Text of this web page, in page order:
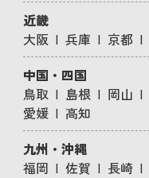
近畿
大阪
兵庫 京都
中国・四国
鳥取
島根 岡山
愛媛
高知
九州・沖縄
福岡
佐賀 長崎